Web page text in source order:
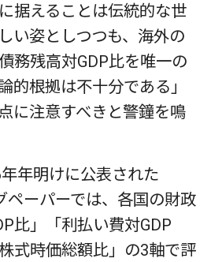
据えることは伝統的な世
い姿としつつも、海外の
務残高対GDP比を唯一の
的根拠は不十分である」
に注意すべきと警鐘を鳴
年明けに公表された
ペーパーでは、各国の財政
比」「利払い費対GDP
式時価総額比」の3軸で評